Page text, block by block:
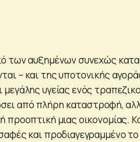
των αυξημένων συνεχώς
– και της υποτονικής
μεγάλης υγείας ενός
από πλήρη καταστροφή,
προοπτική μιας οικονομίας.
και προδιαγεγραμμένο το